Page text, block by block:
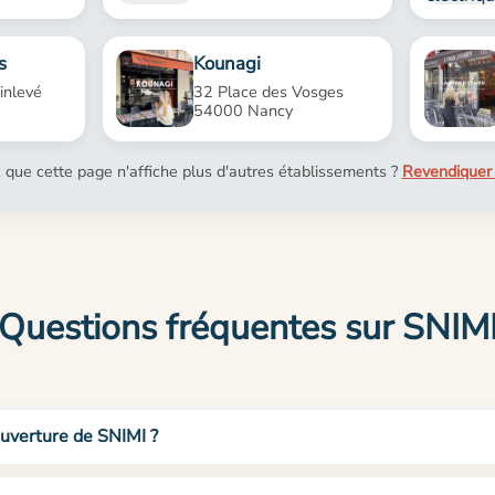
Kounagi
32 Place des Vosges
54000 Nancy
que cette page n'affiche plus d'autres établissements ?
fréquentes sur
de SNIMI ?